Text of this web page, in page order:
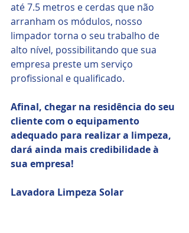
até 7.5 metros e cerdas que não
arranham os módulos, nosso
limpador torna o seu trabalho de
alto nível, possibilitando que sua
empresa preste um serviço
profissional e qualificado.
Afinal, chegar na residência do seu
cliente com o equipamento
adequado para realizar a limpeza,
dará ainda mais credibilidade à
sua empresa!
Lavadora Limpeza Solar